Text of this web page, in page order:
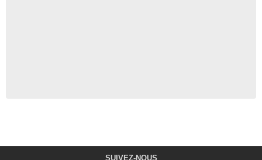
SUIVEZ-NOUS